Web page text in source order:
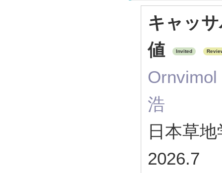
キャッ
値
Invited
浩
日本草
2026.7